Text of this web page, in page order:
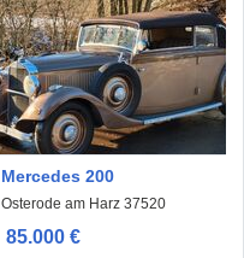
Mercedes 200
Osterode am Harz 37520
85.000 €